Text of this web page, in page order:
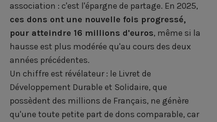
association : c'est l'épargne de partage. En 2025,
ces dons ont une nouvelle fois progressé,
pour atteindre 16 millions d'euros, même si la
hausse est plus modérée qu'au cours des deux
années précédentes.
Un chiffre est révélateur : le Livret de
Développement Durable et Solidaire, que
possèdent des millions de Français, ne génère
qu'une toute petite part de dons comparable, car